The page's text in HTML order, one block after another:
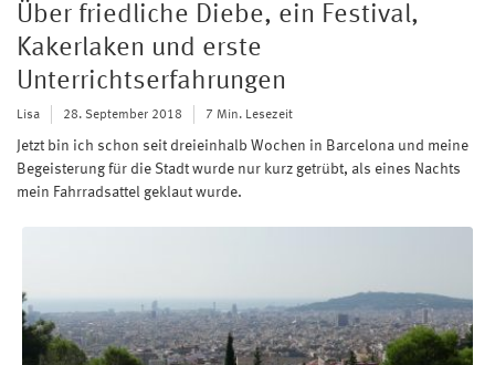
Über friedliche Diebe, ein Festival,
Kakerlaken und erste
Unterrichtserfahrungen
Lisa 28. September 2018 7 Min. Lesezeit
Jetzt bin ich schon seit dreieinhalb Wochen in Barcelona und meine
Begeisterung für die Stadt wurde nur kurz getrübt, als eines Nachts
mein Fahrradsattel geklaut wurde.